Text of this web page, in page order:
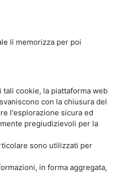
li memorizza per poi
cookie, la piattaforma web
con la chiusura del
l'esplorazione sicura ed
pregiudizievoli per la
sono utilizzati per
in forma aggregata,